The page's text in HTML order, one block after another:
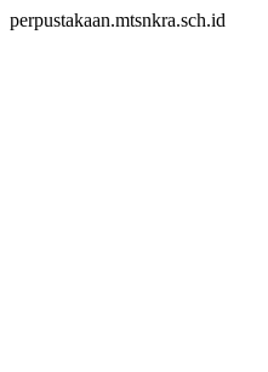
perpustakaan.mtsnkra.sch.id